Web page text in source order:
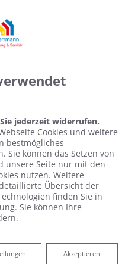
jederzeit widerrufen.
Cookies und weitere
bestmögliches
Sie können das Setzen von
unsere Seite nur mit den
nutzen. Weitere
Übersicht der
finden Sie in
. Sie können Ihre
Akzeptieren